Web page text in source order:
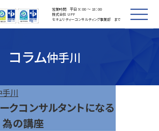
営業時間 平日 9：00 ～ 18：00
株式会社 UPF
セキュリティーコンサルティング事業部 まで
コラム仲手川
手川
クコンサルタントになる
為の講座